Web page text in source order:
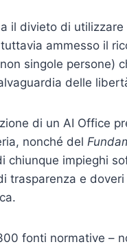
il divieto di
ammesso il
singole persone)
delle
di un AI Office
nonché del
chiunque impieghi
trasparenza e
fonti normative –